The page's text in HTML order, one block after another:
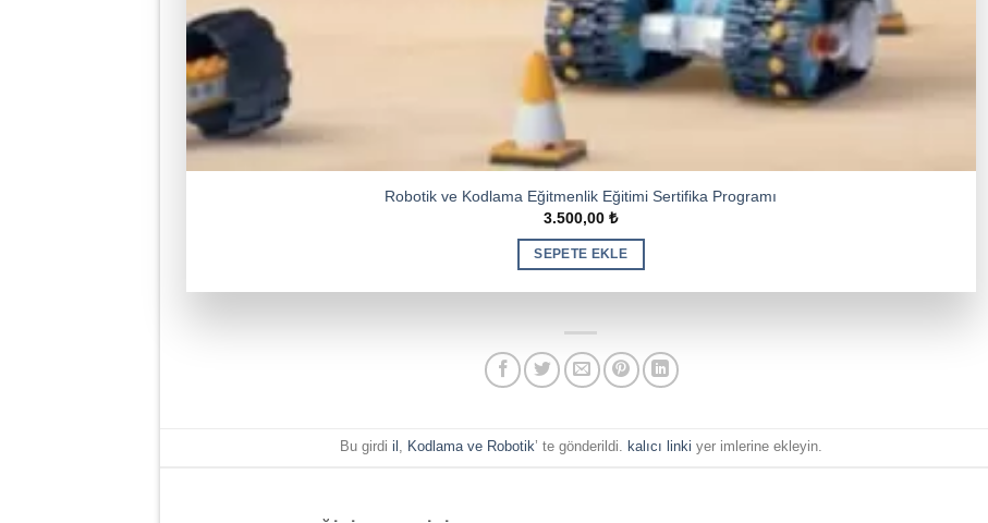
Robotik ve Kodlama Eğitmenlik Eğitimi Sertifika Programı
3.500,00₺
SEPETE EKLE
Bu girdi il , Kodlama ve Robotik’ te gönderildi. kalıcı linki yer imlerine ekleyin.